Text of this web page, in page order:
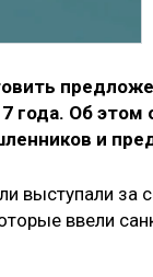
года. Об этом
и
выступали за
ввели